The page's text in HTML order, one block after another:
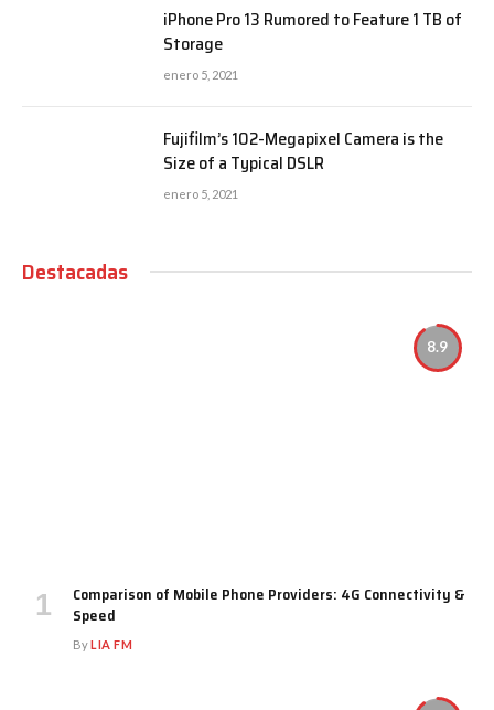
iPhone Pro 13 Rumored to Feature 1 TB of
Storage
enero 5, 2021
Fujifilm’s 102-Megapixel Camera is the
Size of a Typical DSLR
enero 5, 2021
Destacadas
8.9
Comparison of Mobile Phone Providers: 4G Connectivity &
Speed
ByLIA FM